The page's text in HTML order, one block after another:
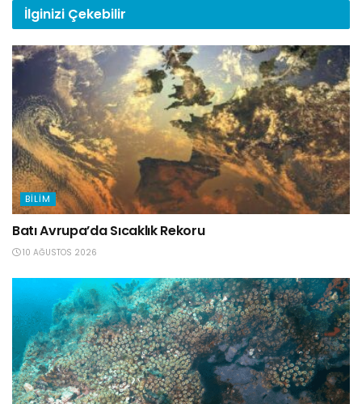
İlginizi Çekebilir
BILIM
Batı Avrupa’da Sıcaklık Rekoru
10 AĞUSTOS 2026